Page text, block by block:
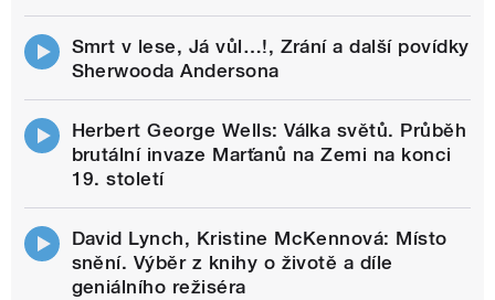
Smrt v lese, Já vůl…!, Zrání a další povídky
Sherwooda Andersona
Herbert George Wells: Válka světů. Průběh
brutální invaze Marťanů na Zemi na konci
19. století
David Lynch, Kristine McKennová: Místo
snění. Výběr z knihy o životě a díle
geniálního režiséra